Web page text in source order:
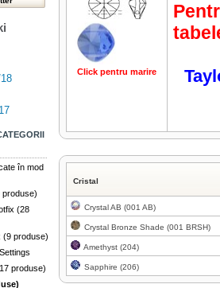
în mod
produse)
(28
(9 produse)
produse)
Click pentru marire Click pentru
Cristal
Crystal AB (001 AB)
Crystal Bronze Shade (001 BRSH)
Amethyst (204)
Sapphire (206)